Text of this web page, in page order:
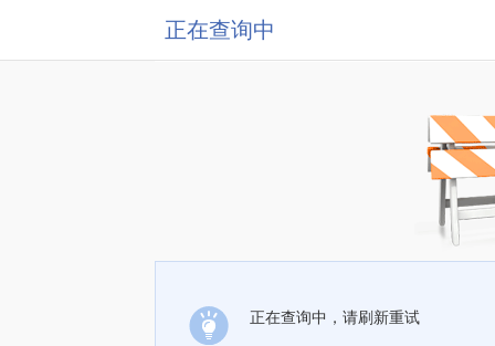
正在查询中
正在查询中，请刷新重试